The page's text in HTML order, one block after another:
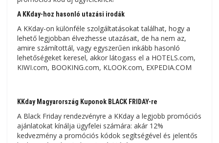
A KKday-hoz hasonló utazási irodák
A KKday-on különféle szolgáltatásokat találhat, hogy a
lehető legjobban élvezhesse utazásait, de ha nem az,
amire számítottál, vagy egyszerűen inkább hasonló
lehetőségeket keresel, akkor látogass el a HOTELS.com,
KIWI.com, BOOKING.com, KLOOK.com, EXPEDIA.COM
KKday Magyarország Kuponok BLACK FRIDAY-re
A Black Friday rendezvényre a KKday a legjobb promóciós
ajánlatokat kínálja ügyfelei számára: akár 12%
kedvezmény a promóciós kódok segítségével és jelentős